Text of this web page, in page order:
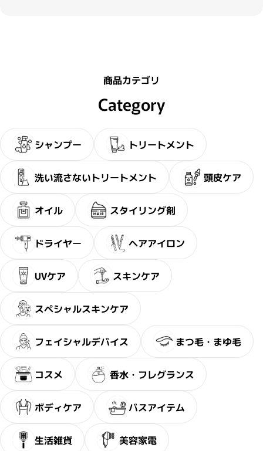
サブリミック正規販売店・2〜3問の簡単な問診に
お答えください。
商品カテゴリ
Category
シャンプー トリートメント
洗い流さないトリートメント 頭皮ケア
オイル スタイリング剤
ドライヤー ヘアアイロン
UVケア スキンケア
スペシャルスキンケア
フェイシャルデバイス まつ毛・まゆ毛
コスメ 香水・フレグランス
ボディケア バスアイテム
生活雑貨 美容家電